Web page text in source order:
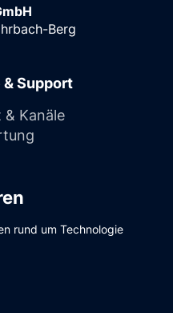
Berg
Support
Kanäle
rund um Technologie